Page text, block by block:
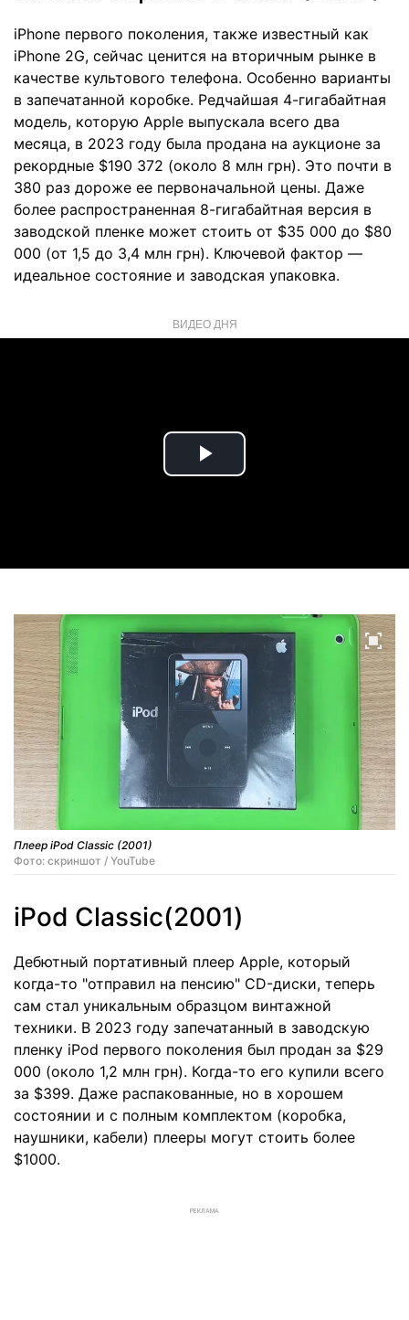
iPhone первого поколения, также известный как
iPhone 2G, сейчас ценится на вторичным рынке в
качестве культового телефона. Особенно варианты
в запечатанной коробке. Редчайшая 4-гигабайтная
модель, которую Apple выпускала всего два
месяца, в 2023 году была продана на аукционе за
рекордные $190 372 (около 8 млн грн). Это почти в
380 раз дороже ее первоначальной цены. Даже
более распространенная 8-гигабайтная версия в
заводской пленке может стоить от $35 000 до $80
000 (от 1,5 до 3,4 млн грн). Ключевой фактор —
идеальное состояние и заводская упаковка.
ВИДЕО ДНЯ
Play
Плеер iPod Classic (2001)
Фото: скриншот / YouTube
iPod Classic(2001)
Дебютный портативный плеер Apple, который
когда-то "отправил на пенсию" CD-диски, теперь
сам стал уникальным образцом винтажной
техники. В 2023 году запечатанный в заводскую
пленку iPod первого поколения был продан за $29
000 (около 1,2 млн грн). Когда-то его купили всего
за $399. Даже распакованные, но в хорошем
состоянии и с полным комплектом (коробка,
наушники, кабели) плееры могут стоить более
$1000.
РЕКЛАМА